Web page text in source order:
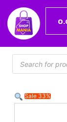
Sale 33%